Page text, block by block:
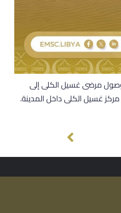
مرضى غسيل الكلى إلى